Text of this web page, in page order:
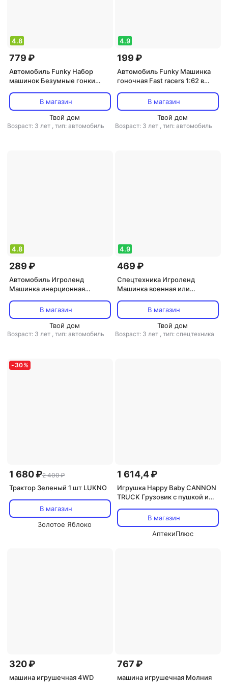
4.8
779 ₽
Автомобиль Funky Набор
машинок Безумные гонки
и звуковыми эффектами 2 шт
В магазин
Твой дом
Возраст: 3 лет , тип: автомобиль
4.9
199 ₽
Автомобиль Funky Машинка
гоночная Fast racers 1:62 в
В магазин
Твой дом
Возраст: 3 лет , тип: автомобиль
4.8
289 ₽
Автомобиль Игроленд
Машинка инерционная
ассортиментеВ магазин
Твой дом
Возраст: 3 лет , тип: автомобиль
4.9
469 ₽
Спецтехника Игроленд
Машинка военная или
ассортиментеВ магазин
Твой дом
Возраст: 3 лет , тип: спецтехника
- 30%
1 680 ₽2 400 ₽
Трактор Зеленый 1 шт LUKNO
В магазин
Золотое Яблоко
1 614,4 ₽
Игрушка Happy Baby CANNON
TRUCK Грузовик с пушкой и
В магазин
АптекиПлюс
320 ₽
машина игрушечная 4WD
767 ₽
машина игрушечная Молния